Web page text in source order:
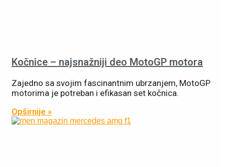
Kočnice – najsnažniji deo MotoGP motora
Zajedno sa svojim fascinantnim ubrzanjem, MotoGP
motorima je potreban i efikasan set kočnica.
Opširnije »